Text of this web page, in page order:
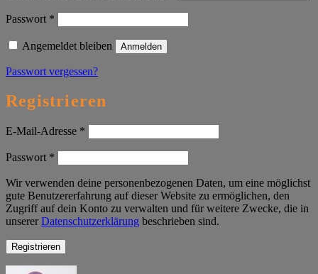
Passwort *
Angemeldet bleiben Anmelden
Passwort vergessen?
Registrieren
E-Mail-Adresse *
Passwort *
Wir verwenden deine personenbezogenen Daten, um eine möglichst
gute Benutzererfahrung auf dieser Website zu ermöglichen, den
Zugriff auf dein Konto zu verwalten und für weitere Zwecke, die in
unserer Datenschutzerklärung beschrieben sind.
Registrieren